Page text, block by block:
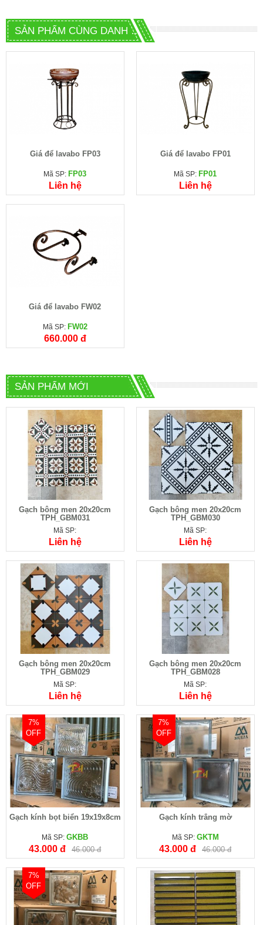
SẢN PHẨM CÙNG DANH MỤC
Giá để lavabo FP03
Mã SP: FP03
Liên hệ
Giá để lavabo FP01
Mã SP: FP01
Liên hệ
Giá để lavabo FW02
Mã SP: FW02
660.000 đ
SẢN PHẨM MỚI
Gạch bông men 20x20cm
TPH_GBM031
Mã SP:
Liên hệ
Gạch bông men 20x20cm
TPH_GBM030
Mã SP:
Liên hệ
Gạch bông men 20x20cm
TPH_GBM029
Mã SP:
Liên hệ
Gạch bông men 20x20cm
TPH_GBM028
Mã SP:
Liên hệ
7%
OFF
Gạch kính bọt biển 19x19x8cm
Mã SP:GKBB
43.000 đ 46.000 đ
7%
OFF
Gạch kính trắng mờ
Mã SP: GKTM
43.000 đ 46.000 đ
7%
OFF